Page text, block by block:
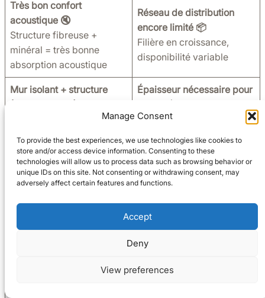
Manage Consent
To provide the best experiences, we use technologies like cookies to
store and/or access device information. Consenting to these
technologies will allow us to process data such as browsing behavior or
unique IDs on this site. Not consenting or withdrawing consent, may
adversely affect certain features and functions.
Accept
Deny
View preferences
Très bon confort
acoustique 🔇
Structure fibreuse +
minéral = très bonne
absorption acoustique
Réseau de distribution
encore limité 📦
Filière en croissance,
disponibilité variable
Mur isolant + structure
Permet de construire et
Épaisseur nécessaire pour
Mur plus large qu’avec
Adapté à
l’autoconstruction 👷‍♀️
Blocs légers, outils
simples, pose intuitive
Incombustible et durable
résistant au feu et très